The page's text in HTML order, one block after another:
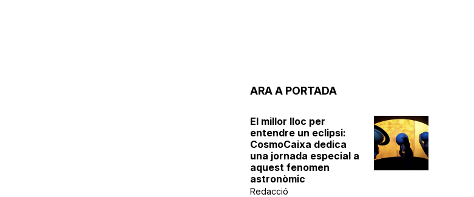
ARA A PORTADA
El millor lloc per
entendre un eclipsi:
CosmoCaixa dedica
una jornada especial a
aquest fenomen
astronòmic
Redacció